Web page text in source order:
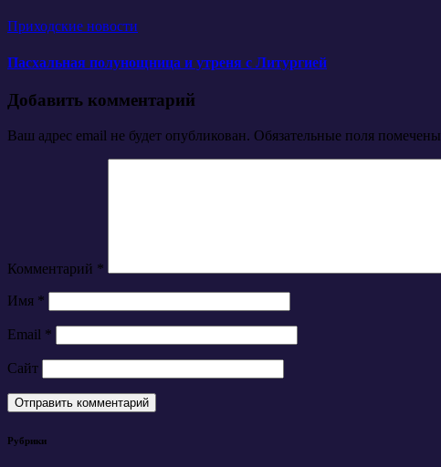
Приходские новости
Пасхальная полунощница и утреня с Литургией
Добавить комментарий
Ваш адрес email не будет опубликован. Обязательные поля помечены
Комментарий *
Имя *
Email *
Сайт
Рубрики